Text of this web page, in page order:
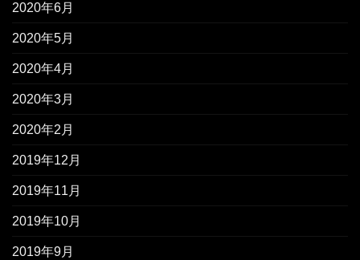
2020年6月
2020年5月
2020年4月
2020年3月
2020年2月
2019年12月
2019年11月
2019年10月
2019年9月